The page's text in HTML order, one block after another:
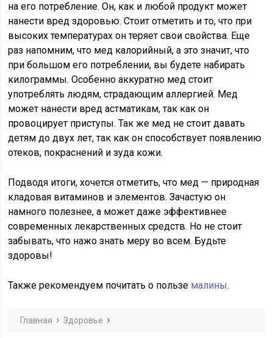
на его потребление. Он, как и любой продукт может
нанести вред здоровью. Стоит отметить и то, что при
высоких температурах он теряет свои свойства. Еще
раз напомним, что мед калорийный, а это значит, что
при большом его потреблении, вы будете набирать
килограммы. Особенно аккуратно мед стоит
употреблять людям, страдающим аллергией. Мед
может нанести вред астматикам, так как он
провоцирует приступы. Так же мед не стоит давать
детям до двух лет, так как он способствует появлению
отеков, покраснений и зуда кожи.
Подводя итоги, хочется отметить, что мед — природная
кладовая витаминов и элементов. Зачастую он
намного полезнее, а может даже эффективнее
современных лекарственных средств. Но не стоит
забывать, что нажо знать меру во всем. Будьте
здоровы!
Также рекомендуем почитать о пользе малины.
Главная Здоровье